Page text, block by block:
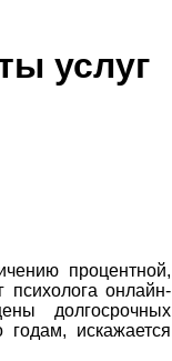
услуг
процентной,
психолога онлайн-
долгосрочных
искажается